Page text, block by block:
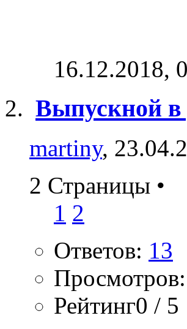
16.12.2018,
Выпускной в
martiny,
2 Страницы •
1 2
Ответов: 13
Рейтинг0 / 5